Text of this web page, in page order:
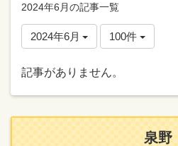
2024年6月の記事一覧
2024年6月 100件
記事がありません。
泉野